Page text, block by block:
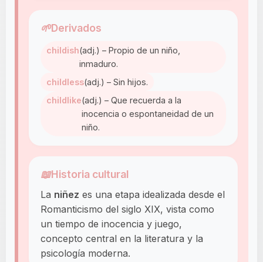
🌱Derivados
childish(adj.) – Propio de un niño,
inmaduro.
childless(adj.) – Sin hijos.
childlike(adj.) – Que recuerda a la
inocencia o espontaneidad de un
niño.
📖Historia cultural
La niñez es una etapa idealizada desde el
Romanticismo del siglo XIX, vista como
un tiempo de inocencia y juego,
concepto central en la literatura y la
psicología moderna.